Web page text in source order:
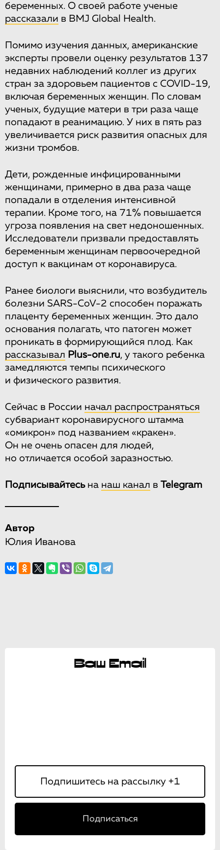
беременных. О своей работе ученые
рассказали в BMJ Global Health.
Помимо изучения данных, американские
эксперты провели оценку результатов 137
недавних наблюдений коллег из других
стран за здоровьем пациентов с COVID-19,
включая беременных женщин. По словам
ученых, будущие матери в три раза чаще
попадают в реанимацию. У них в пять раз
увеличивается риск развития опасных для
жизни тромбов.
Дети, рожденные инфицированными
женщинами, примерно в два раза чаще
попадали в отделения интенсивной
терапии. Кроме того, на 71% повышается
угроза появления на свет недоношенных.
Исследователи призвали предоставлять
беременным женщинам первоочередной
доступ к вакцинам от коронавируса.
Ранее биологи выяснили, что возбудитель
болезни SARS-CoV-2 способен поражать
плаценту беременных женщин. Это дало
основания полагать, что патоген может
проникать в формирующийся плод. Как
рассказывал Plus-one.ru, у такого ребенка
замедляются темпы психического
и физического развития.
Сейчас в России начал распространяться
субвариант коронавирусного штамма
«омикрон» под названием «кракен».
Он не очень опасен для людей,
но отличается особой заразностью.
Подписывайтесьна наш канал в Telegram
Автор
Юлия Иванова
Ваш Email
Подписаться